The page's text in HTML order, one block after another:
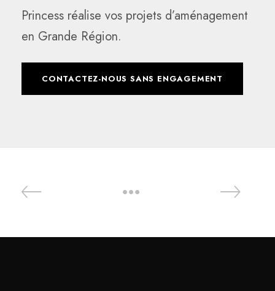
Princess réalise vos projets d’aménagement
en Grande Région.
CONTACTEZ-NOUS SANS ENGAGEMENT